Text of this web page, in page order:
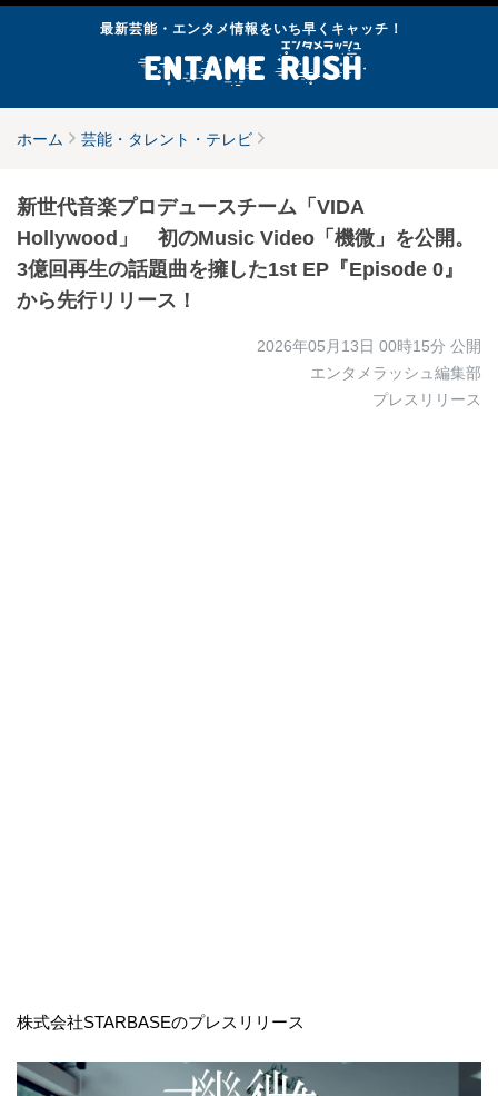
最新芸能・エンタメ情報をいち早くキャッチ！
ホーム 芸能・タレント・テレビ
新世代音楽プロデュースチーム「VIDA
Hollywood」 初のMusic Video「機微」を公開。
3億回再生の話題曲を擁した1st EP『Episode 0』
から先行リリース！
2026年05月13日 00時15分 公開
エンタメラッシュ編集部
プレスリリース
株式会社STARBASEのプレスリリース